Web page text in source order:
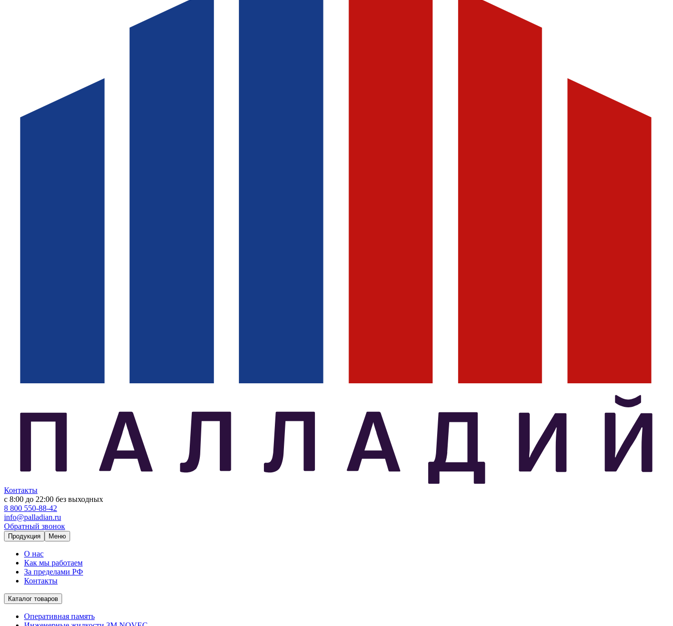
Контакты
с 8:00 до 22:00 без выходных
8 800 550-88-42
info@palladian.ru
Обратный звонок
Продукция Меню
О нас
Как мы работаем
За пределами РФ
Контакты
Каталог товаров
Оперативная память